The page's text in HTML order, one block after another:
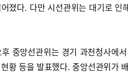
졌다. 다만 시선관위는 대기로 인
중앙선관위는 경기 과천청사에
황 등을 발표했다. 중앙선관위가